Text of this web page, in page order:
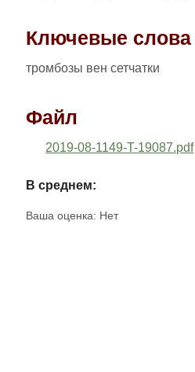
Ключевые слова
тромбозы вен сетчатки
Файл
2019-08-1149-T-19087.pdf
В среднем:
Ваша оценка: Нет